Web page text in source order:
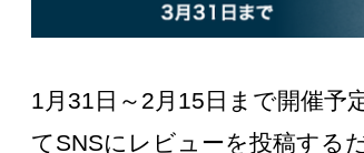
1月31日～2月15日まで開催予
てSNSにレビューを投稿する